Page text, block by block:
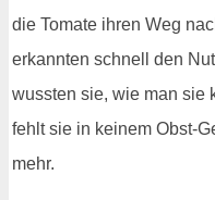
die Tomate ihren Weg
erkannten schnell den
wussten sie, wie man sie
fehlt sie in keinem Obst-
mehr.